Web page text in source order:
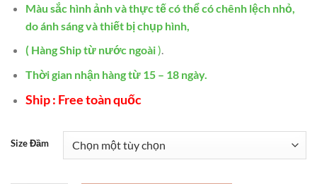
Màu sắc hình ảnh và thực tế có thể có chênh lệch nhỏ,
do ánh sáng và thiết bị chụp hình,
( Hàng Ship từ nước ngoài).
Thời gian nhận hàng từ 15 – 18 ngày.
Ship : Free toàn quốc
Size Đầm